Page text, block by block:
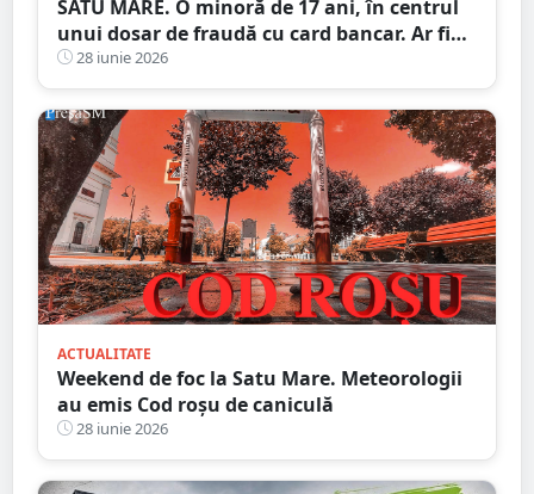
SATU MARE. O minoră de 17 ani, în centrul
unui dosar de fraudă cu card bancar. Ar fi
făcut 22 de tranzacții ilegale, ajutată de trei
adulți
28 iunie 2026
ACTUALITATE
Weekend de foc la Satu Mare. Meteorologii
au emis Cod roșu de caniculă
28 iunie 2026